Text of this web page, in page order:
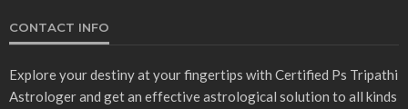
CONTACT INFO
Explore your destiny at your fingertips with Certified Ps Tripathi
Astrologer and get an effective astrological solution to all kinds